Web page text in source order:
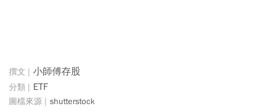
小師傅存股
ETF
shutterstock